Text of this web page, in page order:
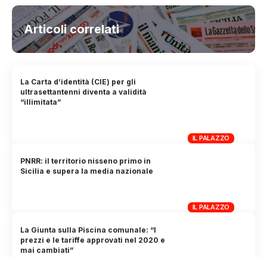
Articoli correlati
IL PALAZZO
La Carta d’identità (CIE) per gli
ultrasettantenni diventa a validità
“illimitata”
IL PALAZZO
PNRR: il territorio nisseno primo in
Sicilia e supera la media nazionale
La Giunta sulla Piscina comunale: “I
prezzi e le tariffe approvati nel 2020 e
mai cambiati”